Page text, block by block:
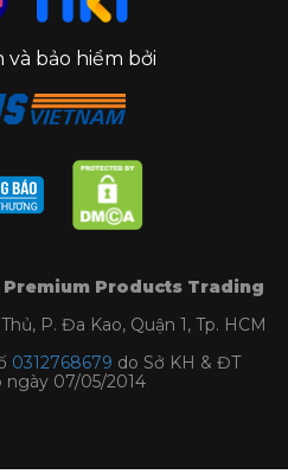
và bảo hiểm bởi
Premium Products Trading
P. Đa Kao, Quận 1, Tp. HCM
0312768679 do Sở KH & ĐT
ngày 07/05/2014